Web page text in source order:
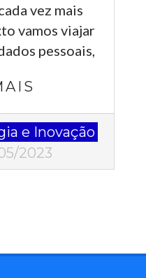
vez mais
vamos viajar
pessoais,
e Inovação
2023